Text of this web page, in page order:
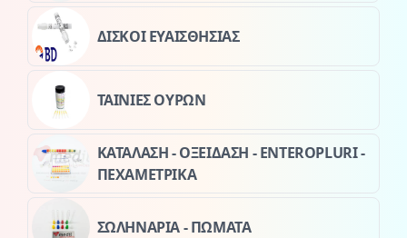
ΔΙΣΚΟΙ ΕΥΑΙΣΘΗΣΙΑΣ
ΤΑΙΝΙΕΣ ΟΥΡΩΝ
ΚΑΤΑΛΑΣΗ - ΟΞΕΙΔΑΣΗ - ENTEROPLURI -
ΠΕΧΑΜΕΤΡΙΚΑ
ΣΩΛΗΝΑΡΙΑ - ΠΩΜΑΤΑ